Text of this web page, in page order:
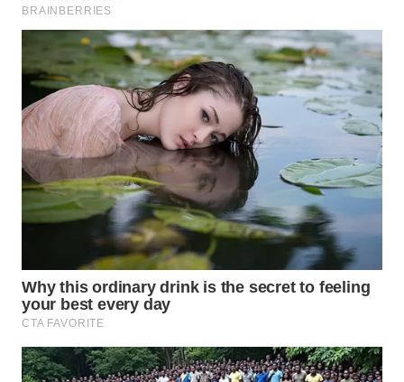
SUKABUMI
WN
PURWAKARTA
WN
PRIANGAN
TIMUR
WN
SOLO
WN
BOROBUDUR